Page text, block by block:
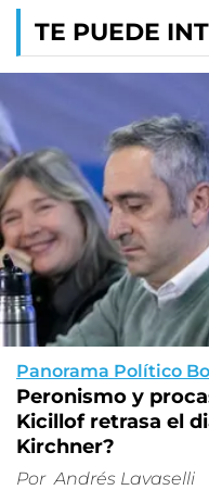
TE PUEDE
Panorama Político
Peronismo y
Kicillof retrasa el
Kirchner?
Por Andrés Lavaselli